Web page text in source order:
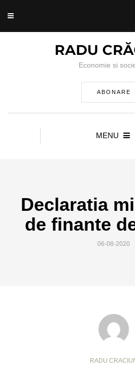
Economie si
ABONARE
MENU
Declaratia
de finante
06-08-2020
RADU